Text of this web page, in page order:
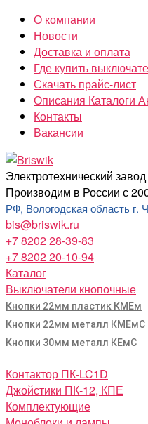
Перейти
содержимому
О компании
Новости
Доставка и оплата
Где купить
Скачать прайс-лист
Описания Каталоги
Контакты
Вакансии
Briswik
Электротехнический
Производим в России с
РФ, Вологодская область г.
bis@briswik.ru
+7 8202 28-39-83
+7 8202 20-10-94
Каталог
Выключатели кнопочные
Кнопки 22мм пластик КМЕм
Кнопки 22мм металл КМЕмС
Кнопки 30мм металл КЕмС
Контактор ПК-LC1D
Джойстики ПК-12, КПЕ
Комплектующие